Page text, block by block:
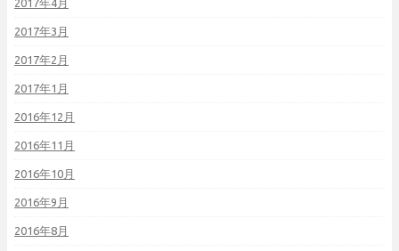
2017年4月
2017年3月
2017年2月
2017年1月
2016年12月
2016年11月
2016年10月
2016年9月
2016年8月